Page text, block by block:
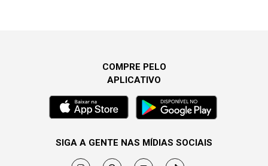
COMPRE PELO
APLICATIVO
SIGA A GENTE NAS MÍDIAS SOCIAIS